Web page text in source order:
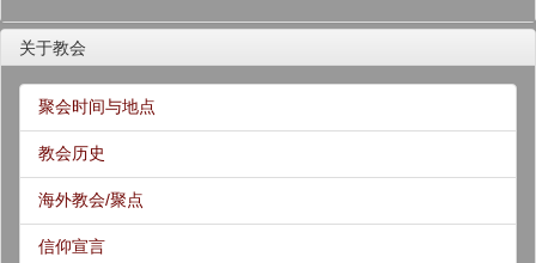
关于教会
聚会时间与地点
教会历史
海外教会/聚点
信仰宣言